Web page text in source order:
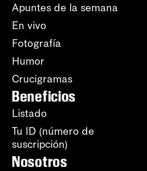
Apuntes de la semana
En vivo
Fotografía
Humor
Crucigramas
Beneficios
Listado
Tu ID (número de
suscripción)
Nosotros